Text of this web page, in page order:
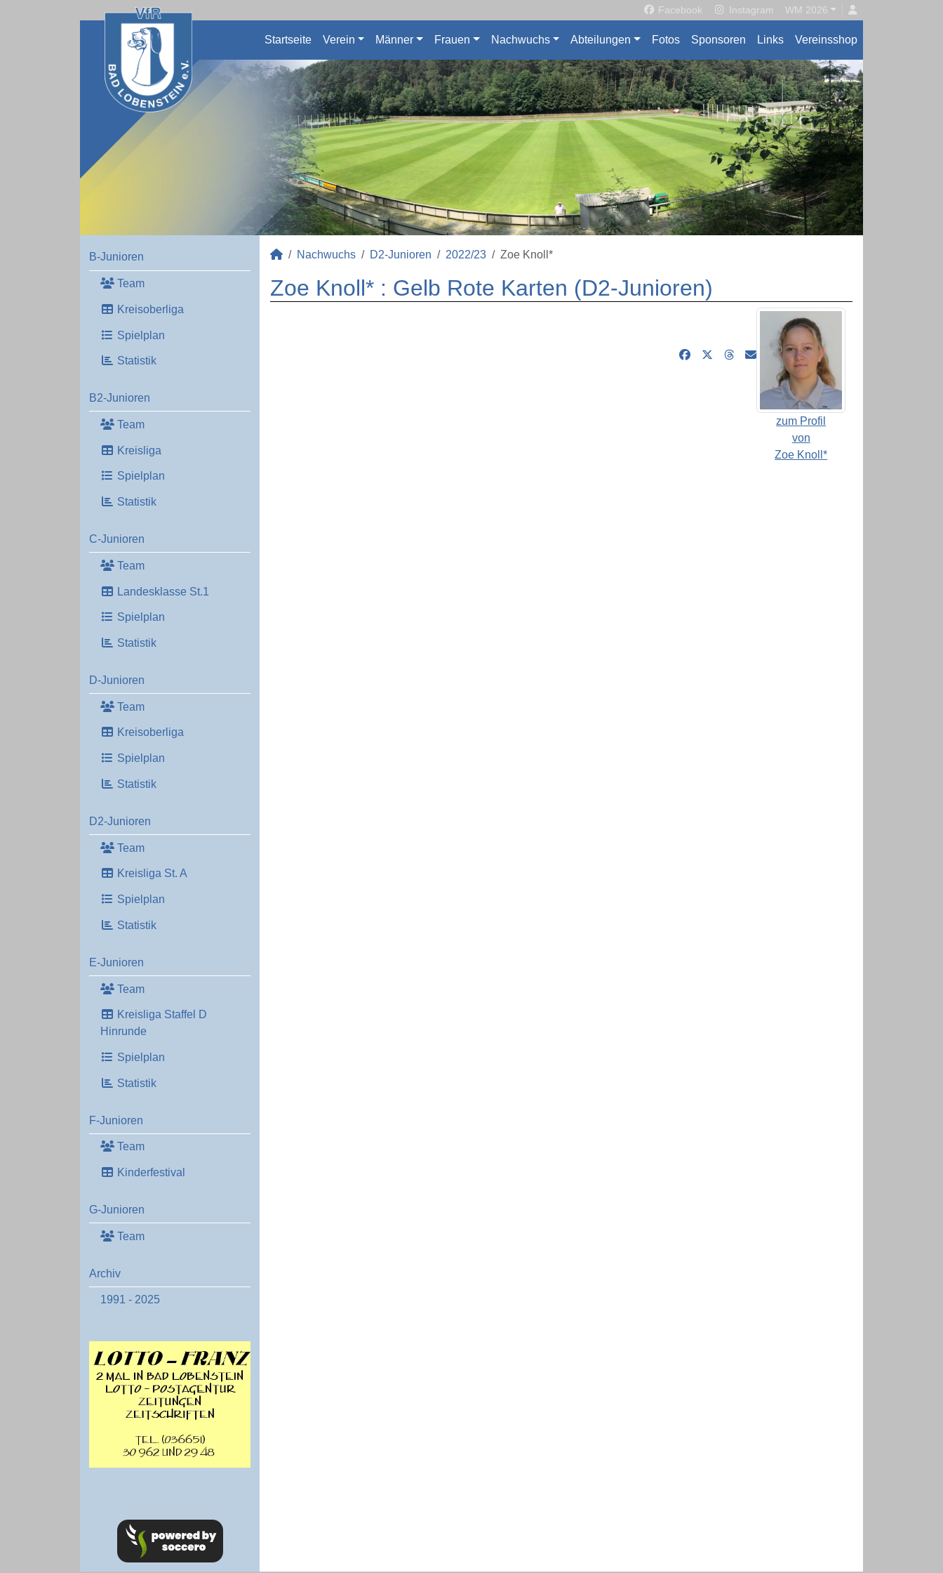
Facebook Instagram WM 2026
Startseite Verein Männer Frauen Nachwuchs Abteilungen Fotos Sponsoren Links Vereinsshop
B-Junioren
Team
Kreisoberliga
Spielplan
Statistik
B2-Junioren
Team
Kreisliga
Spielplan
Statistik
C-Junioren
Team
Landesklasse St.1
Spielplan
Statistik
D-Junioren
Team
Kreisoberliga
Spielplan
Statistik
D2-Junioren
Team
Kreisliga St. A
Spielplan
Statistik
E-Junioren
Team
Kreisliga Staffel D
Hinrunde
Spielplan
Statistik
F-Junioren
Team
Kinderfestival
G-Junioren
Team
Archiv
1991 - 2025
Nachwuchs D2-Junioren 2022/23 Zoe Knoll*
Zoe Knoll* : Gelb Rote Karten (D2-Junioren)
zum Profil
von
Zoe Knoll*